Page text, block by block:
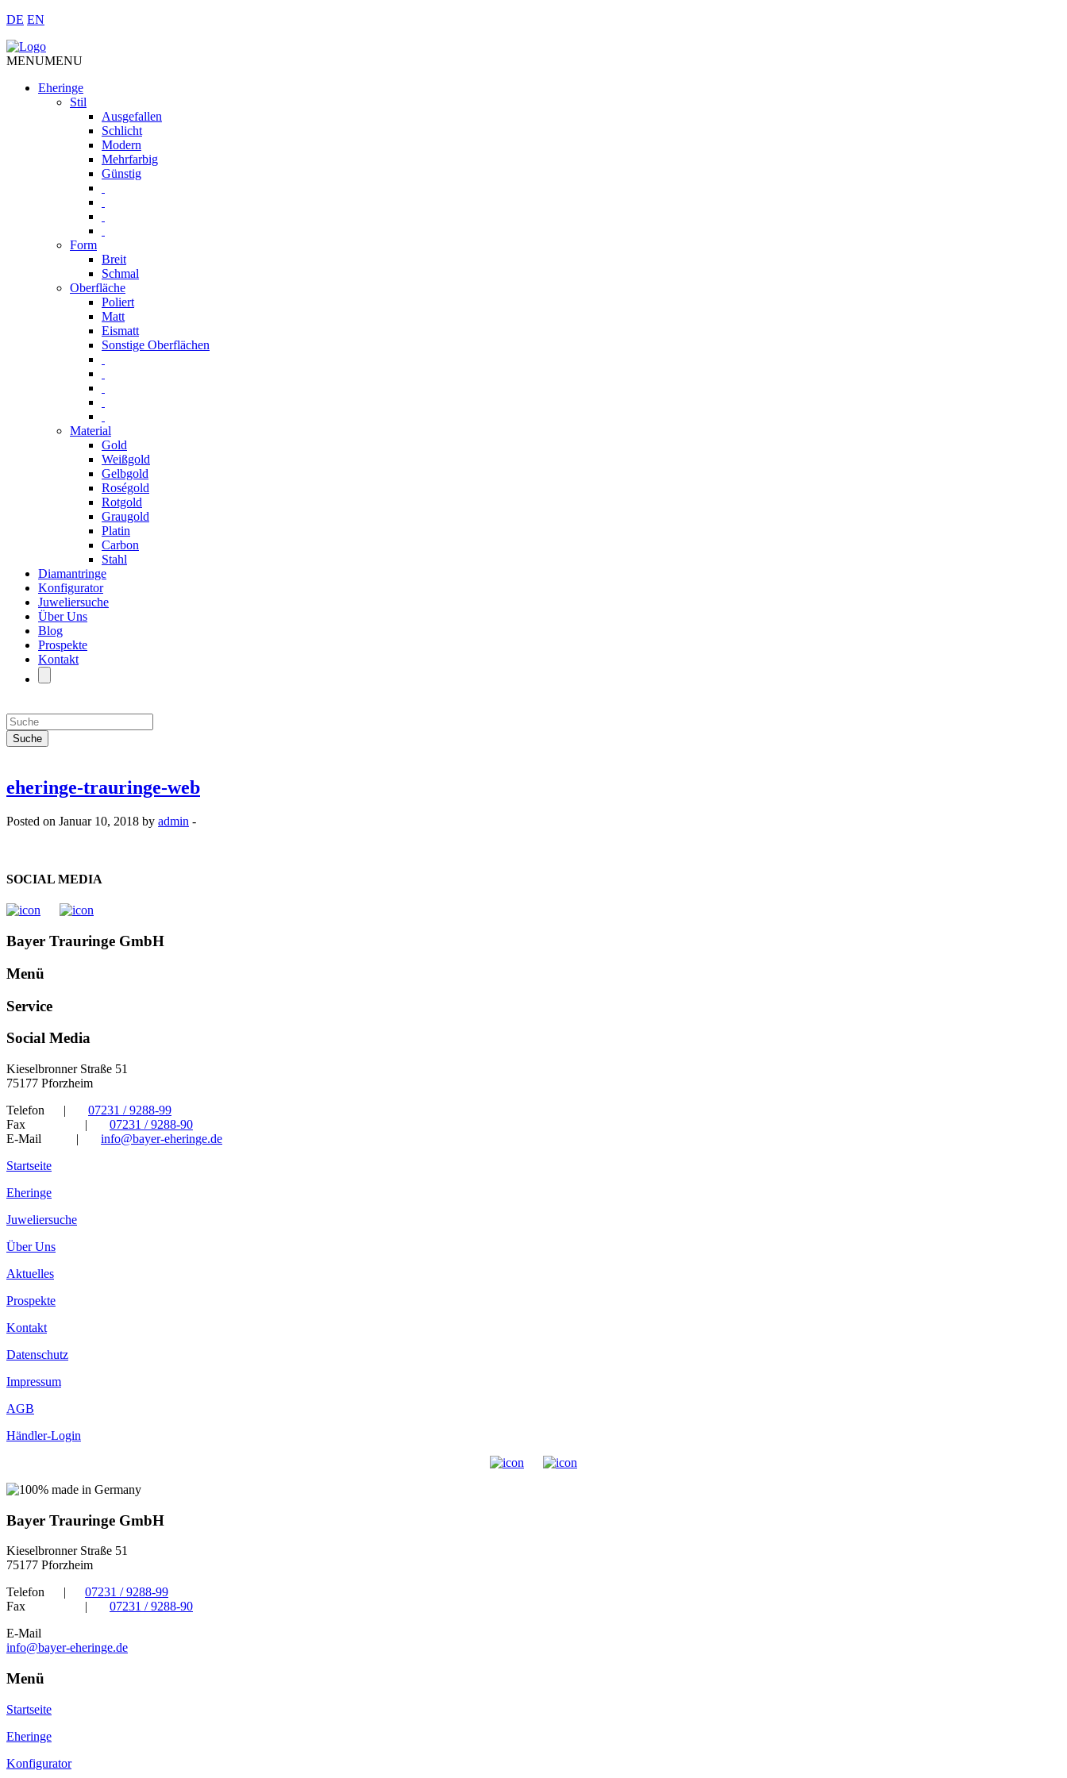
DE EN
MENUMENU
Eheringe
Stil
Ausgefallen
Schlicht
Modern
Mehrfarbig
Günstig
Form
Breit
Schmal
Oberfläche
Poliert
Matt
Eismatt
Sonstige Oberflächen
Material
Gold
Weißgold
Gelbgold
Roségold
Rotgold
Graugold
Platin
Carbon
Stahl
Diamantringe
Konfigurator
Juweliersuche
Über Uns
Blog
Prospekte
Kontakt
eheringe-trauringe-web
Posted on Januar 10, 2018 by admin -
SOCIAL MEDIA
Bayer Trauringe GmbH
Menü
Service
Social Media
Kieselbronner Straße 51
75177 Pforzheim
Telefon
|
07231 / 9288-99
Fax
|
07231 / 9288-90
E-Mail
|
info@bayer-eheringe.de
Startseite
Eheringe
Juweliersuche
Über Uns
Aktuelles
Prospekte
Kontakt
Datenschutz
Impressum
AGB
Händler-Login
Bayer Trauringe GmbH
Kieselbronner Straße 51
75177 Pforzheim
Telefon
|
07231 / 9288-99
Fax
|
07231 / 9288-90
E-Mail
info@bayer-eheringe.de
Menü
Startseite
Eheringe
Konfigurator